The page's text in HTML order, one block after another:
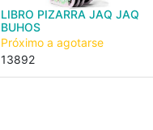
LIBRO PIZARRA JAQ JAQ
BUHOS
Próximo a agotarse
13892